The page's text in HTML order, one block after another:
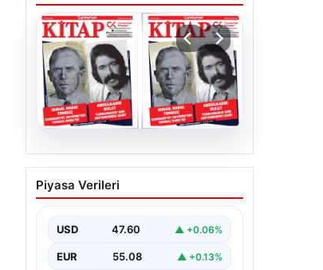
05.08.2026
YARIN günlerden
Cumhuriyet Kitap! Sayı
Piyasa Verileri
USD 47.60 ▲ +0.06%
EUR 55.08 ▲ +0.13%